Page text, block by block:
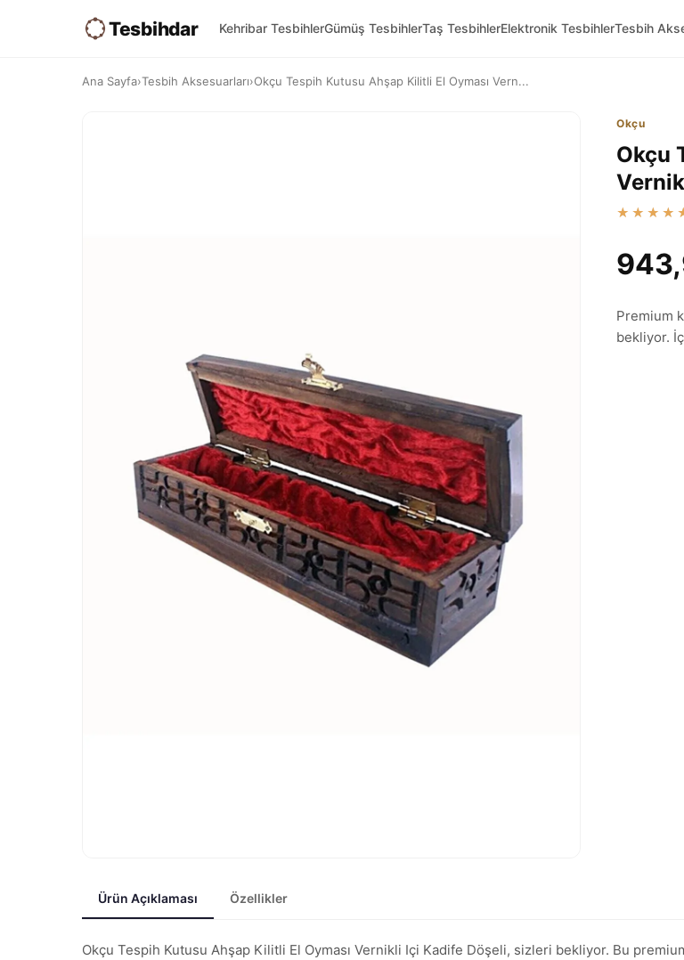
Tesbihdar Kehribar TesbihlerGümüş TesbihlerTaş TesbihlerElektronik TesbihlerTesbih
Ana Sayfa›Tesbih Aksesuarları›Okçu Tespih Kutusu Ahşap Kilitli El Oyması Vern...
Okçu
Okçu
Premium
bekliyor.
Ürün Açıklaması Özellikler
Okçu Tespih Kutusu Ahşap Kilitli El Oyması Vernikli Içi Kadife Döşeli, sizleri bekliyor. Bu